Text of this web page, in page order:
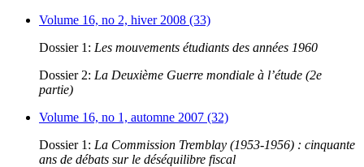
Volume 16, no 2, hiver 2008 (33)
Dossier 1: Les mouvements étudiants des années 1960
Dossier 2: La Deuxième Guerre mondiale à l’étude (2e
partie)
Volume 16, no 1, automne 2007 (32)
Dossier 1: La Commission Tremblay (1953-1956) : cinquante
ans de débats sur le déséquilibre fiscal